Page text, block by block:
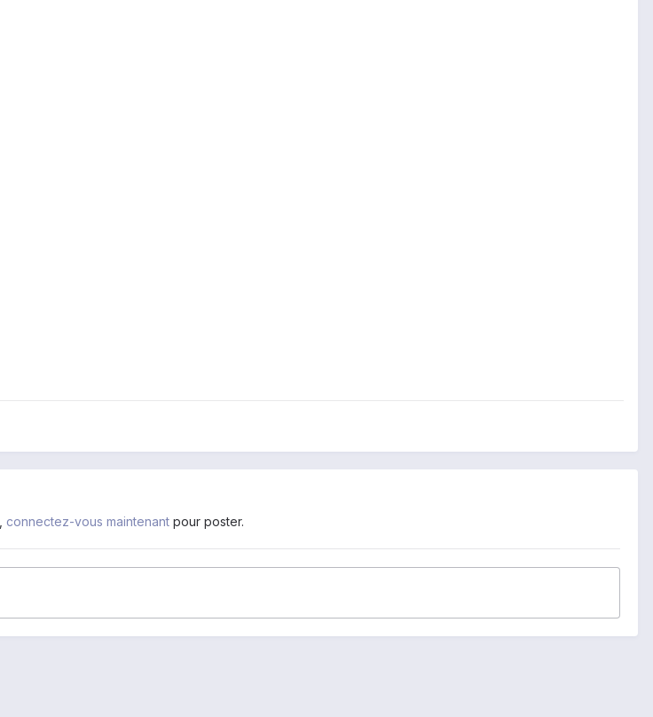
connectez-vous maintenant pour poster.